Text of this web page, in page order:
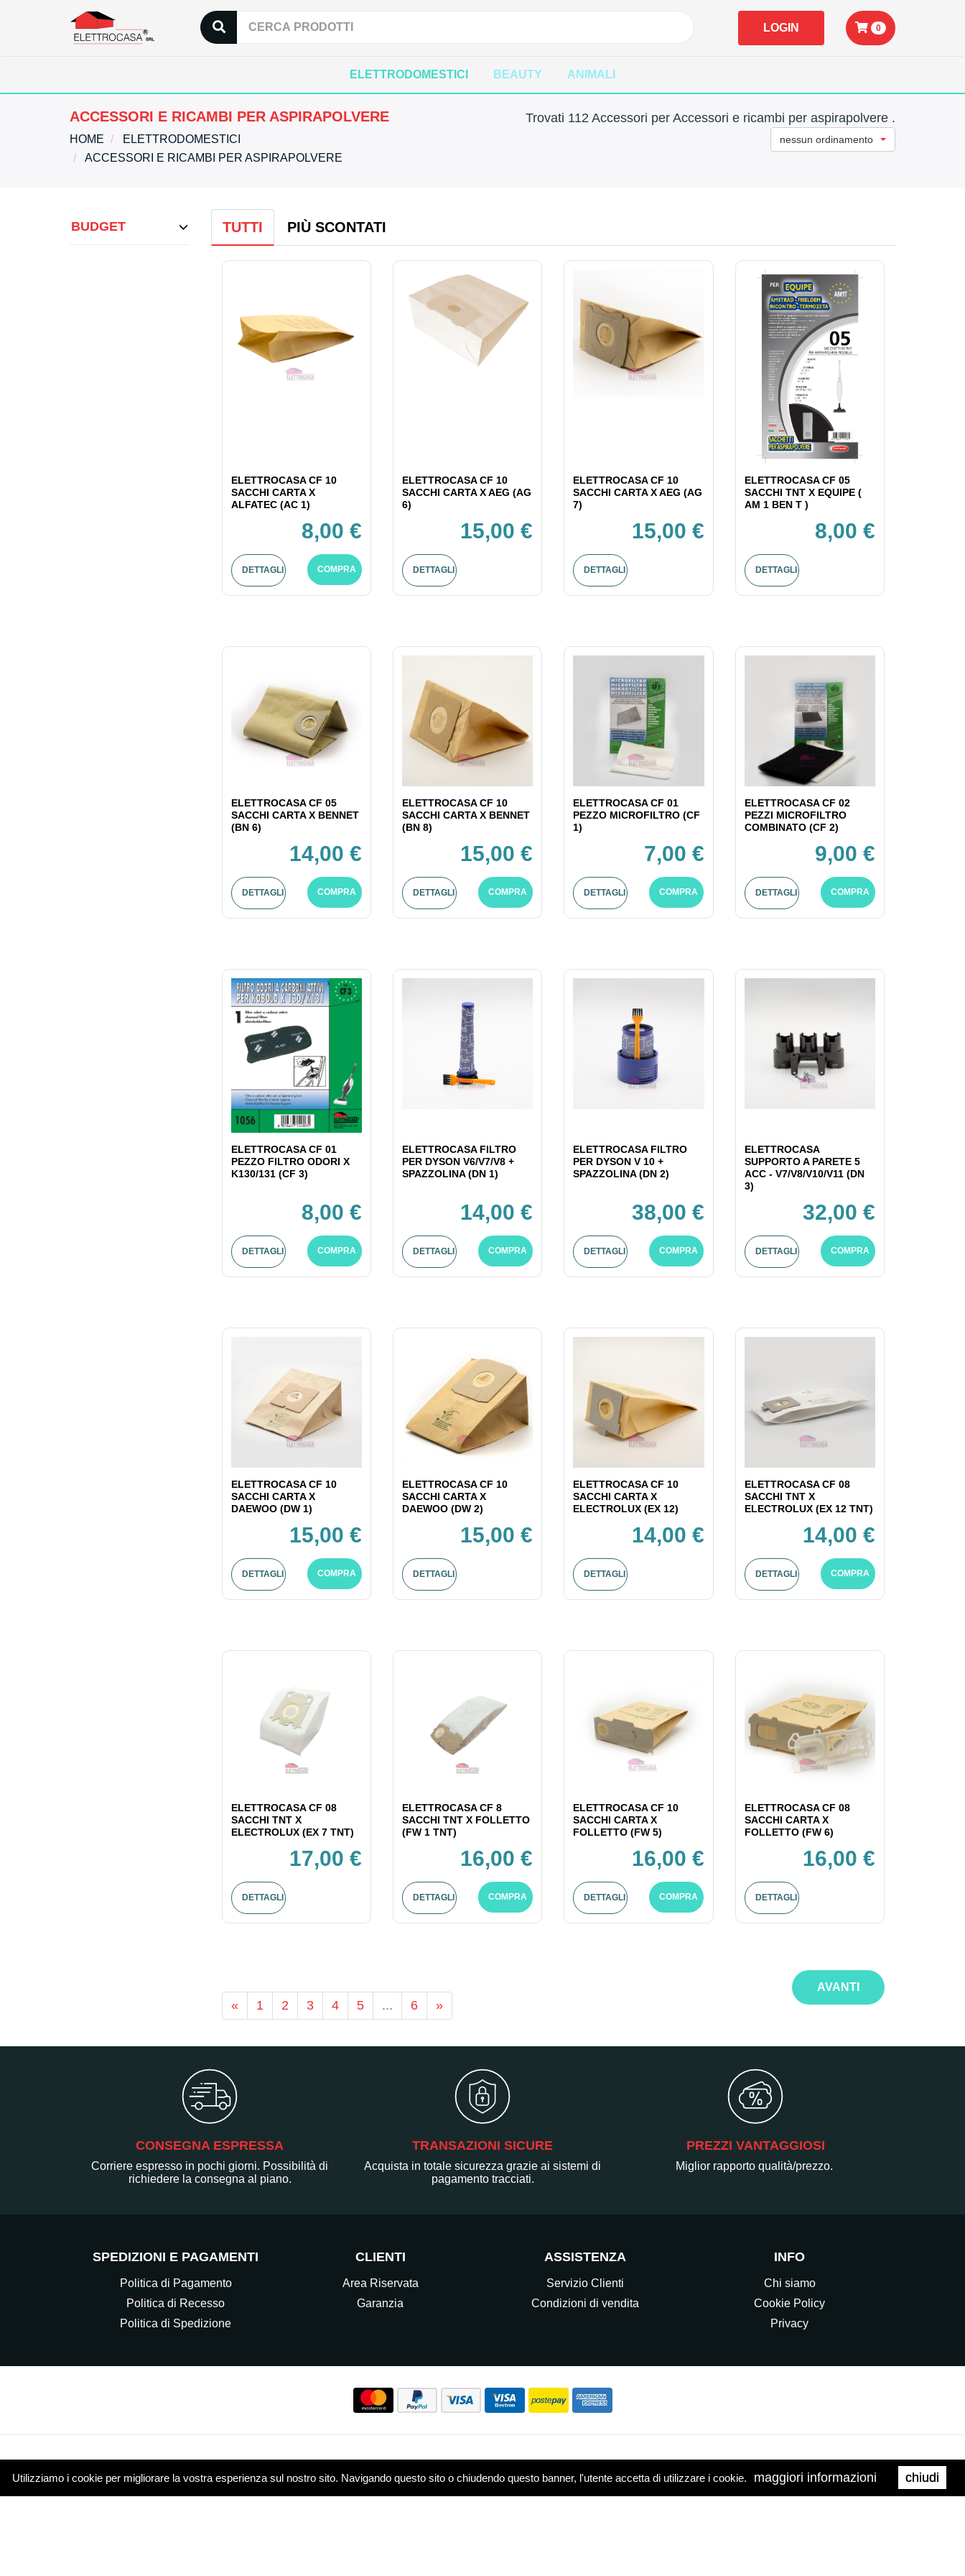
Utilizziamo i cookie per migliorare la vostra esperienza sul nostro sito. Navigando questo sito o chiudendo questo banner, l'utente accetta di utilizzare i cookie. maggiori informazioni chiudi
LOGIN 0
ELETTRODOMESTICI BEAUTY ANIMALI
ACCESSORI E RICAMBI PER ASPIRAPOLVERE
HOME
ELETTRODOMESTICI
ACCESSORI E RICAMBI PER ASPIRAPOLVERE
Trovati 112 Accessori per Accessori e ricambi per aspirapolvere .
nessun ordinamento
BUDGET TUTTI PIÙ SCONTATI
ELETTROCASA CF 10
SACCHI CARTA X
ALFATEC (AC 1)
8,00 €
DETTAGLI COMPRA
ELETTROCASA CF 10
SACCHI CARTA X AEG (AG
6)
15,00 €
DETTAGLI
ELETTROCASA CF 10
SACCHI CARTA X AEG (AG
7)
15,00 €
DETTAGLI
ELETTROCASA CF 05
SACCHI TNT X EQUIPE (
AM 1 BEN T )
8,00 €
DETTAGLI
ELETTROCASA CF 05
SACCHI CARTA X BENNET
(BN 6)
14,00 €
DETTAGLI COMPRA
ELETTROCASA CF 10
SACCHI CARTA X BENNET
(BN 8)
15,00 €
DETTAGLI COMPRA
ELETTROCASA CF 01
PEZZO MICROFILTRO (CF
1)
7,00 €
DETTAGLI COMPRA
ELETTROCASA CF 02
PEZZI MICROFILTRO
COMBINATO (CF 2)
9,00 €
DETTAGLI COMPRA
ELETTROCASA CF 01
PEZZO FILTRO ODORI X
K130/131 (CF 3)
8,00 €
DETTAGLI COMPRA
ELETTROCASA FILTRO
PER DYSON V6/V7/V8 +
SPAZZOLINA (DN 1)
14,00 €
DETTAGLI COMPRA
ELETTROCASA FILTRO
PER DYSON V 10 +
SPAZZOLINA (DN 2)
38,00 €
DETTAGLI COMPRA
ELETTROCASA
SUPPORTO A PARETE 5
ACC - V7/V8/V10/V11 (DN
3)
32,00 €
DETTAGLI COMPRA
ELETTROCASA CF 10
SACCHI CARTA X
DAEWOO (DW 1)
15,00 €
DETTAGLI COMPRA
ELETTROCASA CF 10
SACCHI CARTA X
DAEWOO (DW 2)
15,00 €
DETTAGLI
ELETTROCASA CF 10
SACCHI CARTA X
ELECTROLUX (EX 12)
14,00 €
DETTAGLI
ELETTROCASA CF 08
SACCHI TNT X
ELECTROLUX (EX 12 TNT)
14,00 €
DETTAGLI COMPRA
ELETTROCASA CF 08
SACCHI TNT X
ELECTROLUX (EX 7 TNT)
17,00 €
DETTAGLI
ELETTROCASA CF 8
SACCHI TNT X FOLLETTO
(FW 1 TNT)
16,00 €
DETTAGLI COMPRA
ELETTROCASA CF 10
SACCHI CARTA X
FOLLETTO (FW 5)
16,00 €
DETTAGLI COMPRA
ELETTROCASA CF 08
SACCHI CARTA X
FOLLETTO (FW 6)
16,00 €
DETTAGLI
« 1 2 3 4 5 ... 6 »
AVANTI
CONSEGNA ESPRESSA
Corriere espresso in pochi giorni. Possibilità di
richiedere la consegna al piano.
TRANSAZIONI SICURE
Acquista in totale sicurezza grazie ai sistemi di
pagamento tracciati.
PREZZI VANTAGGIOSI
Miglior rapporto qualità/prezzo.
SPEDIZIONI E PAGAMENTI
Politica di Pagamento
Politica di Recesso
Politica di Spedizione
CLIENTI
Area Riservata
Garanzia
ASSISTENZA
Servizio Clienti
Condizioni di vendita
INFO
Chi siamo
Cookie Policy
Privacy